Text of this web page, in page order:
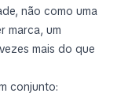
não como uma
marca, um
mais do que
conjunto: